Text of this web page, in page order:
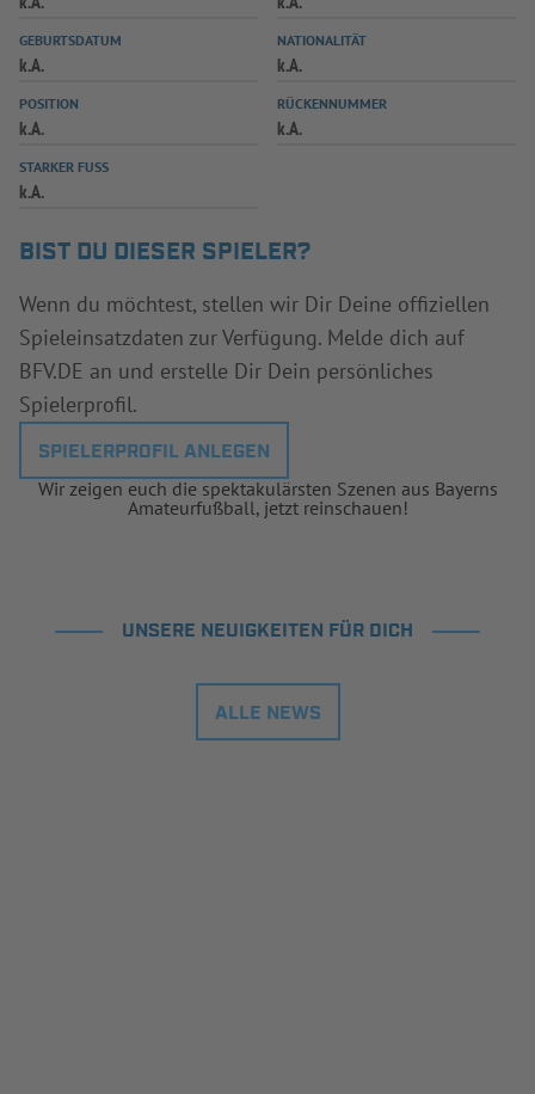
SPIELPLUS
GEBURTSDATUM
k.A.
NATIONALITÄT
k.A.
POSITION
k.A.
RÜCKENNUMMER
k.A.
STARKER FUSS
k.A.
BIST DU DIESER SPIELER?
Wenn du möchtest, stellen wir Dir Deine offiziellen
Spieleinsatzdaten zur Verfügung. Melde dich auf
BFV.DE an und erstelle Dir Dein persönliches
Spielerprofil.
SPIELERPROFIL ANLEGEN
Wir zeigen euch die spektakulärsten Szenen aus Bayerns
Amateurfußball, jetzt reinschauen!
UNSERE NEUIGKEITEN FÜR DICH
ALLE NEWS